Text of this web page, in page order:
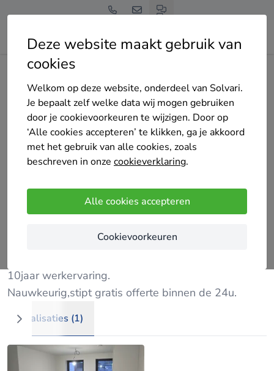
Deze website maakt gebruik van
cookies
Welkom op deze website, onderdeel van Solvari.
Je bepaalt zelf welke data wij mogen gebruiken
door je cookievoorkeuren te wijzigen. Door op
‘Alle cookies accepteren’ te klikken, ga je akkoord
met het gebruik van alle cookies, zoals
beschreven in onze cookieverklaring.
Alle cookies accepteren
Cookievoorkeuren
Home Bedrijven overzicht
DWK Schilderwerken
Schilderen van binnen en buiten muren,gevels.
10jaar werkervaring.
Nauwkeurig,stipt gratis offerte binnen de 24u.
Realisaties (1)